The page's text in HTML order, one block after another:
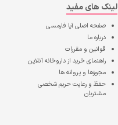
لینک های مفید
صفحه اصلیآپا فارمسی
درباره ما
قوانین و مقررات
راهنمای خرید از داروخانه آنلاین
مجوزها و پروانه ها
حفظ و رعایت حریم شخصی
مشتریان